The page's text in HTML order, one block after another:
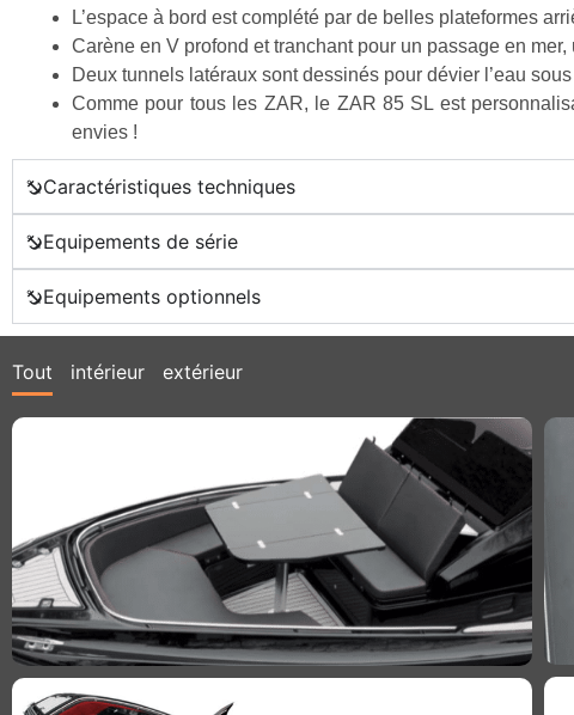
L’espace à bord est complété par de belles plateformes
Carène en V profond et tranchant pour un passage en
Deux tunnels latéraux sont dessinés pour dévier l’eau
Comme pour tous les ZAR, le ZAR 85 SL est
envies !
Caractéristiques techniques
Equipements de série
Equipements optionnels
Tout intérieur extérieur